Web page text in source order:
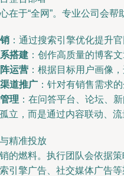
在于“全网”。专业公司会帮
：通过搜索引擎优化提升
搭建 ：创作高质量的博客
运营 ：根据目标用户画像
道推广 ：针对有销售需求
理 ：在问答平台、论坛、
立，而是通过内容联动、
精准投放
的燃料。执行团队会依据
引擎广告、社交媒体广告